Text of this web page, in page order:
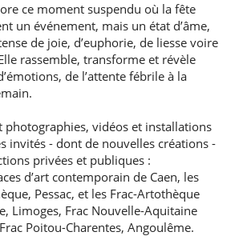
ce moment suspendu où la fête
un événement, mais un état d’âme,
de joie, d’euphorie, de liesse voire
rassemble, transforme et révèle
de l’attente fébrile à la
photographies, vidéos et installations
invités - dont de nouvelles créations -
privées et publiques :
d’art contemporain de Caen, les
Pessac, et les Frac-Artothèque
Limoges, Frac Nouvelle-Aquitaine
Poitou-Charentes, Angoulême.